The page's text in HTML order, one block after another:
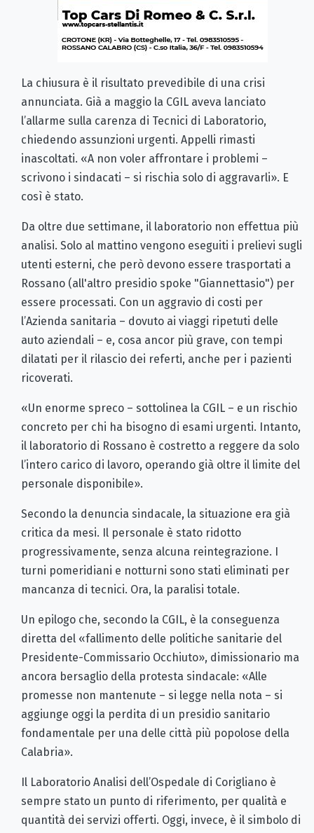
La chiusura è il risultato prevedibile di una crisi
annunciata. Già a maggio la CGIL aveva lanciato
l’allarme sulla carenza di Tecnici di Laboratorio,
chiedendo assunzioni urgenti. Appelli rimasti
inascoltati. «A non voler affrontare i problemi –
scrivono i sindacati – si rischia solo di aggravarli». E
così è stato.
Da oltre due settimane, il laboratorio non effettua più
analisi. Solo al mattino vengono eseguiti i prelievi sugli
utenti esterni, che però devono essere trasportati a
Rossano (all'altro presidio spoke "Giannettasio") per
essere processati. Con un aggravio di costi per
l’Azienda sanitaria – dovuto ai viaggi ripetuti delle
auto aziendali – e, cosa ancor più grave, con tempi
dilatati per il rilascio dei referti, anche per i pazienti
ricoverati.
«Un enorme spreco – sottolinea la CGIL – e un rischio
concreto per chi ha bisogno di esami urgenti. Intanto,
il laboratorio di Rossano è costretto a reggere da solo
l’intero carico di lavoro, operando già oltre il limite del
personale disponibile».
Secondo la denuncia sindacale, la situazione era già
critica da mesi. Il personale è stato ridotto
progressivamente, senza alcuna reintegrazione. I
turni pomeridiani e notturni sono stati eliminati per
mancanza di tecnici. Ora, la paralisi totale.
Un epilogo che, secondo la CGIL, è la conseguenza
diretta del «fallimento delle politiche sanitarie del
Presidente-Commissario Occhiuto», dimissionario ma
ancora bersaglio della protesta sindacale: «Alle
promesse non mantenute – si legge nella nota – si
aggiunge oggi la perdita di un presidio sanitario
fondamentale per una delle città più popolose della
Calabria».
Il Laboratorio Analisi dell’Ospedale di Corigliano è
sempre stato un punto di riferimento, per qualità e
quantità dei servizi offerti. Oggi, invece, è il simbolo di